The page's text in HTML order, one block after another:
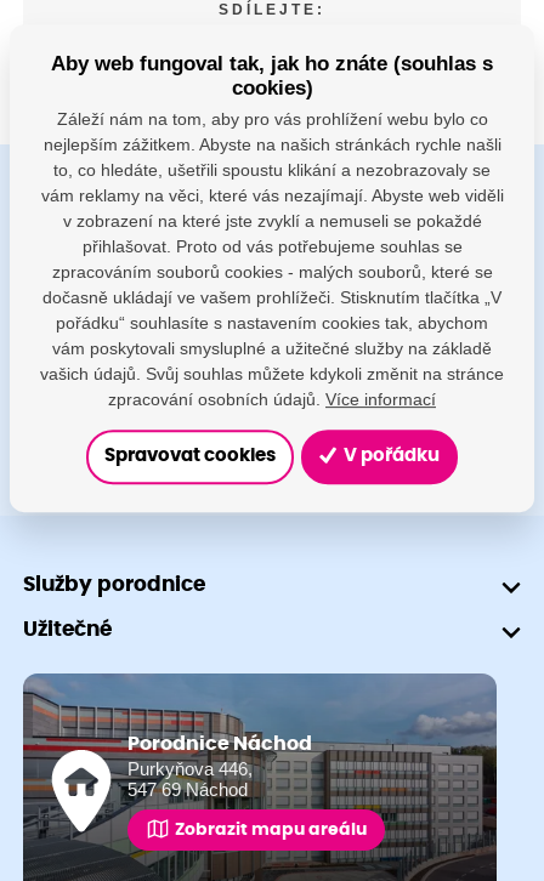
SDÍLEJTE:
Buďte s námi v kontaktu
Jsme k dispozici pokud potřebujete pomoci
porodnice@nemocnicenachod.cz
+420 491 601 745
Služby porodnice
Užitečné
Porodnice Náchod
Purkyňova 446,
547 69 Náchod
Zobrazit mapu areálu
Aby web fungoval tak, jak ho znáte (souhlas s
cookies)
Záleží nám na tom, aby pro vás prohlížení webu bylo co
nejlepším zážitkem. Abyste na našich stránkách rychle našli
to, co hledáte, ušetřili spoustu klikání a nezobrazovaly se
vám reklamy na věci, které vás nezajímají. Abyste web viděli
v zobrazení na které jste zvyklí a nemuseli se pokaždé
přihlašovat. Proto od vás potřebujeme souhlas se
zpracováním souborů cookies - malých souborů, které se
dočasně ukládají ve vašem prohlížeči. Stisknutím tlačítka „V
pořádku“ souhlasíte s nastavením cookies tak, abychom
vám poskytovali smysluplné a užitečné služby na základě
vašich údajů. Svůj souhlas můžete kdykoli změnit na stránce
zpracování osobních údajů. Více informací
Spravovat cookies V pořádku